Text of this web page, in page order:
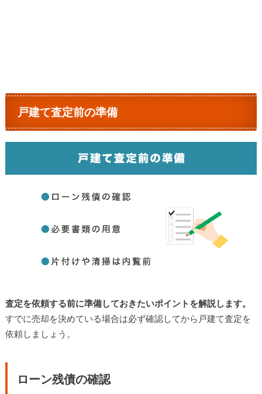
戸建て査定前の準備
査定を依頼する前に準備しておきたいポイントを解説します。
すでに売却を決めている場合は必ず確認してから戸建て査定を
依頼しましょう。
ローン残債の確認